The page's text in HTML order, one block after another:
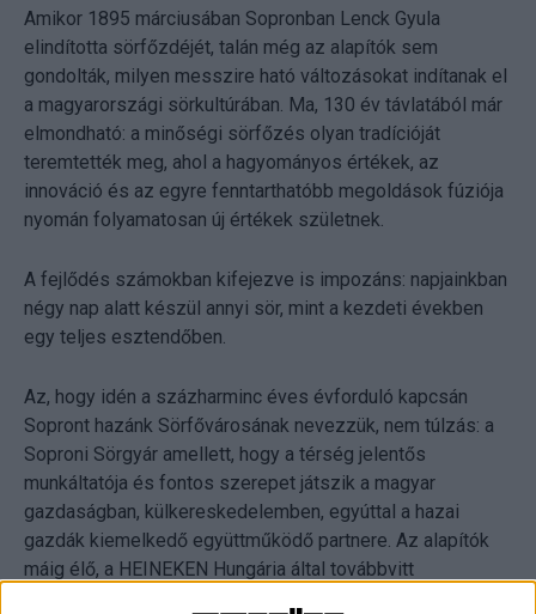
Amikor 1895 márciusában Sopronban Lenck Gyula
elindította sörfőzdéjét, talán még az alapítók sem
gondolták, milyen messzire ható változásokat indítanak el
a magyarországi sörkultúrában. Ma, 130 év távlatából már
elmondható: a minőségi sörfőzés olyan tradícióját
teremtették meg, ahol a hagyományos értékek, az
innováció és az egyre fenntarthatóbb megoldások fúziója
nyomán folyamatosan új értékek születnek.
A fejlődés számokban kifejezve is impozáns: napjainkban
négy nap alatt készül annyi sör, mint a kezdeti években
egy teljes esztendőben.
Az, hogy idén a százharminc éves évforduló kapcsán
Sopront hazánk Sörfővárosának nevezzük, nem túlzás: a
Soproni Sörgyár amellett, hogy a térség jelentős
munkáltatója és fontos szerepet játszik a magyar
gazdaságban, külkereskedelemben, egyúttal a hazai
gazdák kiemelkedő együttműködő partnere. Az alapítók
máig élő, a HEINEKEN Hungária által továbbvitt